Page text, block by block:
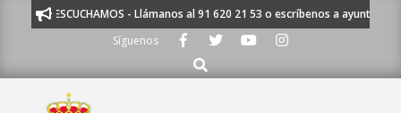
TE ESCUCHAMOS - Llámanos al 91 620 21 53 o escríbenos a
Síguenos
Buscar